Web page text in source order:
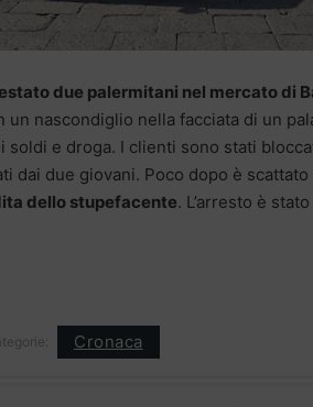
due palermitani nel mercato di
un nascondiglio nella facciata di un
soldi e droga. I clienti sono stati
dai due giovani. Poco dopo è
dello stupefacente. L’arresto è
Cronaca